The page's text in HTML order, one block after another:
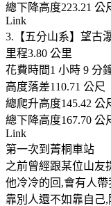
總下降高度223.21 公
Link
3.【五分山系】望古
里程3.80 公里
花費時間1 小時 9 分
高度落差110.71 公尺
總爬升高度145.42 公
總下降高度167.70 公
Link
第一次到菁桐車站
之前曾經跟某位山友
他冷冷的回,會有人帶
靠別人還不如靠自己